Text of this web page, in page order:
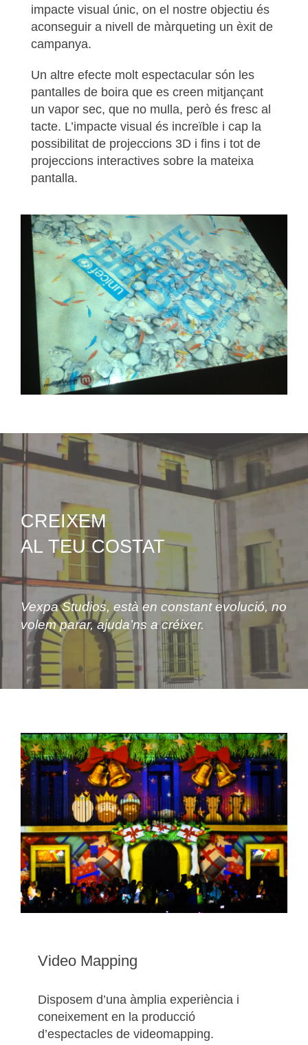
impacte visual únic, on el nostre objectiu és
aconseguir a nivell de màrqueting un èxit de
campanya.
Un altre efecte molt espectacular són les
pantalles de boira que es creen mitjançant
un vapor sec, que no mulla, però és fresc al
tacte. L’impacte visual és increïble i cap la
possibilitat de projeccions 3D i fins i tot de
projeccions interactives sobre la mateixa
pantalla.
CREIXEM
AL TEU COSTAT
Vexpa Studios, està en constant evolució, no
volem parar, ajuda’ns a créixer.
Video Mapping
Disposem d’una àmplia experiència i
coneixement en la producció
d’espectacles de videomapping.